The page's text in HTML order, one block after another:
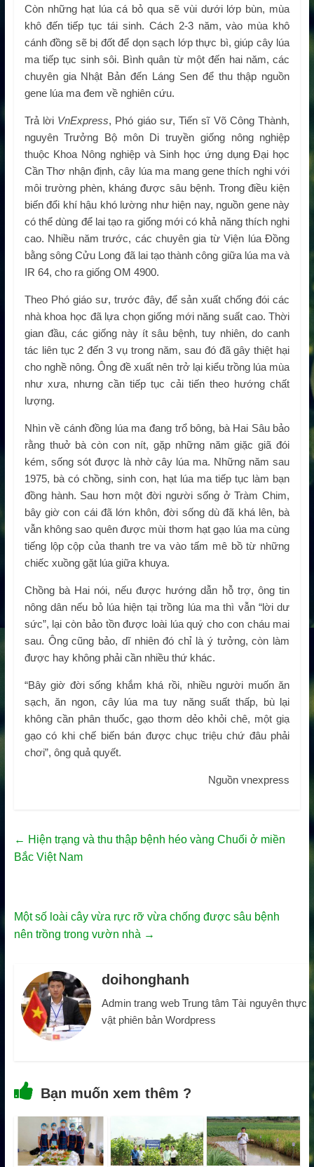
Còn những hạt lúa cá bỏ qua sẽ vùi dưới lớp bùn, mùa
khô đến tiếp tục tái sinh. Cách 2-3 năm, vào mùa khô
cánh đồng sẽ bị đốt để dọn sạch lớp thực bì, giúp cây lúa
ma tiếp tục sinh sôi. Bình quân từ một đến hai năm, các
chuyên gia Nhật Bản đến Láng Sen để thu thập nguồn
gene lúa ma đem về nghiên cứu.
Trả lời VnExpress, Phó giáo sư, Tiến sĩ Võ Công Thành,
nguyên Trưởng Bộ môn Di truyền giống nông nghiệp
thuộc Khoa Nông nghiệp và Sinh học ứng dụng Đại học
Cần Thơ nhận định, cây lúa ma mang gene thích nghi với
môi trường phèn, kháng được sâu bệnh. Trong điều kiện
biến đổi khí hậu khó lường như hiện nay, nguồn gene này
có thể dùng để lai tạo ra giống mới có khả năng thích nghi
cao. Nhiều năm trước, các chuyên gia từ Viện lúa Đồng
bằng sông Cửu Long đã lai tạo thành công giữa lúa ma và
IR 64, cho ra giống OM 4900.
Theo Phó giáo sư, trước đây, để sản xuất chống đói các
nhà khoa học đã lựa chọn giống mới năng suất cao. Thời
gian đầu, các giống này ít sâu bệnh, tuy nhiên, do canh
tác liên tục 2 đến 3 vụ trong năm, sau đó đã gây thiệt hại
cho nghề nông. Ông đề xuất nên trở lại kiểu trồng lúa mùa
như xưa, nhưng cần tiếp tục cải tiến theo hướng chất
lượng.
Nhìn về cánh đồng lúa ma đang trổ bông, bà Hai Sâu bảo
rằng thuở bà còn con nít, gặp những năm giặc giã đói
kém, sống sót được là nhờ cây lúa ma. Những năm sau
1975, bà có chồng, sinh con, hạt lúa ma tiếp tục làm bạn
đồng hành. Sau hơn một đời người sống ở Tràm Chim,
bây giờ con cái đã lớn khôn, đời sống dù đã khá lên, bà
vẫn không sao quên được mùi thơm hạt gạo lúa ma cùng
tiếng lộp cộp của thanh tre va vào tấm mê bồ từ những
chiếc xuồng gặt lúa giữa khuya.
Chồng bà Hai nói, nếu được hướng dẫn hỗ trợ, ông tin
nông dân nếu bỏ lúa hiện tại trồng lúa ma thì vẫn “lời dư
sức”, lại còn bảo tồn được loài lúa quý cho con cháu mai
sau. Ông cũng bảo, dĩ nhiên đó chỉ là ý tưởng, còn làm
được hay không phải cần nhiều thứ khác.
“Bây giờ đời sống khắm khá rồi, nhiều người muốn ăn
sạch, ăn ngon, cây lúa ma tuy năng suất thấp, bù lại
không cần phân thuốc, gạo thơm dẻo khỏi chê, một giạ
gạo có khi chế biến bán được chục triệu chứ đâu phải
chơi”, ông quả quyết.
Nguồn vnexpress
← Hiện trạng và thu thập bệnh héo vàng Chuối ở miền
Bắc Việt Nam
Một số loài cây vừa rực rỡ vừa chống được sâu bệnh
nên trồng trong vườn nhà →
doihonghanh
Admin trang web Trung tâm Tài nguyên thực
vật phiên bản Wordpress
Bạn muốn xem thêm ?